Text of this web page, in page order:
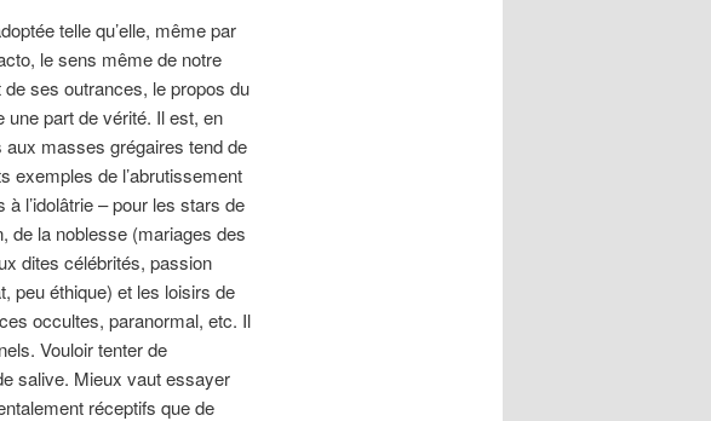
telle qu’elle, même par
le sens même de notre
ses outrances, le propos du
part de vérité. Il est, en
masses grégaires tend de
exemples de l’abrutissement
l’idolâtrie – pour les stars de
de la noblesse (mariages des
dites célébrités, passion
peu éthique) et les loisirs de
occultes, paranormal, etc. Il
Vouloir tenter de
salive. Mieux vaut essayer
réceptifs que de